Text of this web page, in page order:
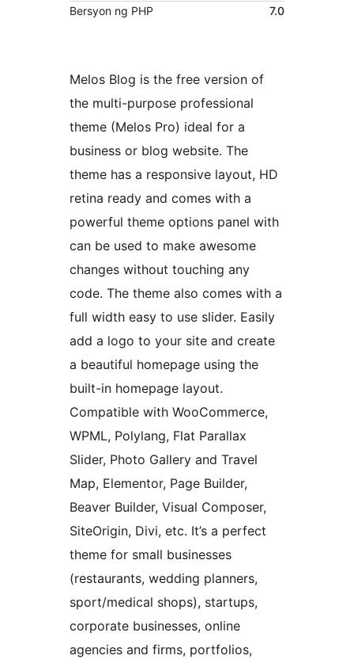
Bersyon ng PHP
7.0
Melos Blog is the free version of
the multi-purpose professional
theme (Melos Pro) ideal for a
business or blog website. The
theme has a responsive layout, HD
retina ready and comes with a
powerful theme options panel with
can be used to make awesome
changes without touching any
code. The theme also comes with a
full width easy to use slider. Easily
add a logo to your site and create
a beautiful homepage using the
built-in homepage layout.
Compatible with WooCommerce,
WPML, Polylang, Flat Parallax
Slider, Photo Gallery and Travel
Map, Elementor, Page Builder,
Beaver Builder, Visual Composer,
SiteOrigin, Divi, etc. It’s a perfect
theme for small businesses
(restaurants, wedding planners,
sport/medical shops), startups,
corporate businesses, online
agencies and firms, portfolios,